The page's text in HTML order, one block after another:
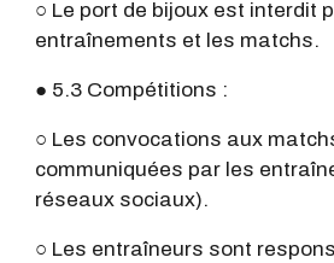
○ Le port de bijoux est interdit
entraînements et les matchs.
● 5.3 Compétitions :
○ Les convocations aux
communiquées par les
réseaux sociaux).
○ Les entraîneurs sont